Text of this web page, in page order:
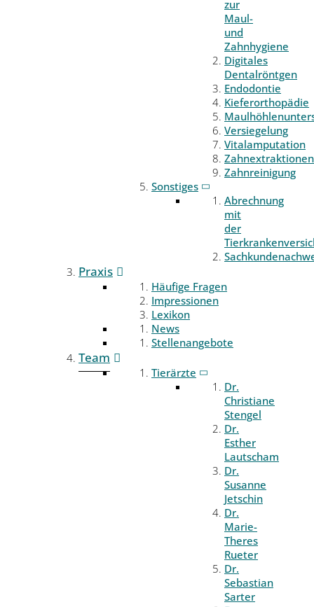
zur
Maul-
und
Zahnhygiene
Digitales
Dentalröntgen
Endodontie
Kieferorthopädie
Versiegelung
Vitalamputation
Zahnextraktionen
Zahnreinigung
Sonstiges
Abrechnung
mit
der
Praxis
Häufige Fragen
Impressionen
Lexikon
News
Stellenangebote
Team
Tierärzte
Dr.
Christiane
Stengel
Dr.
Esther
Lautscham
Dr.
Susanne
Jetschin
Dr.
Marie-
Theres
Rueter
Dr.
Sebastian
Sarter